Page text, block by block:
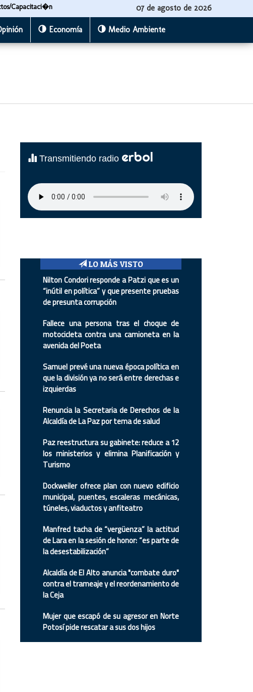
Capacitaci�n 07 de agosto de 2026
Economía Medio Ambiente
Transmitiendo radio erbol
LO MÁS VISTO
Nilton Condori responde a Patzi que es un
“inútil en política” y que presente pruebas
de presunta corrupción
Fallece una persona tras el choque de
motocicleta contra una camioneta en la
avenida del Poeta
Samuel prevé una nueva época política en
que la división ya no será entre derechas e
izquierdas
Renuncia la Secretaria de Derechos de la
Alcaldía de La Paz por tema de salud
Paz reestructura su gabinete: reduce a 12
los ministerios y elimina Planificación y
Turismo
Dockweiler ofrece plan con nuevo edificio
municipal, puentes, escaleras mecánicas,
túneles, viaductos y anfiteatro
Manfred tacha de “vergüenza” la actitud
de Lara en la sesión de honor: “es parte de
la desestabilización”
Alcaldía de El Alto anuncia "combate duro"
contra el trameaje y el reordenamiento de
la Ceja
Mujer que escapó de su agresor en Norte
Potosí pide rescatar a sus dos hijos